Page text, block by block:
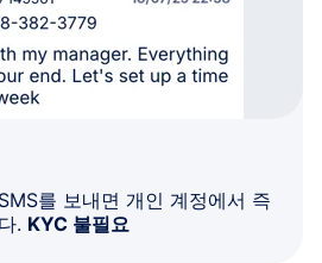
를 보내면 개인 계정에서 즉
. KYC 불필요